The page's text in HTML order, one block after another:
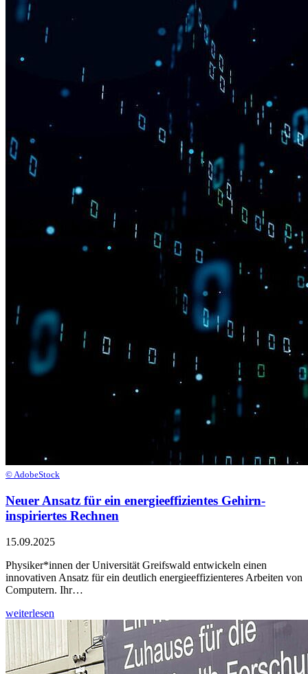
© AdobeStock
Neuer Ansatz für ein energieeffizientes Gehirn-
inspiriertes Rechnen
15.09.2025
Physiker*innen der Universität Greifswald entwickeln einen
innovativen Ansatz für ein deutlich energieeffizienteres Arbeiten von
Computern. Ihr…
weiterlesen